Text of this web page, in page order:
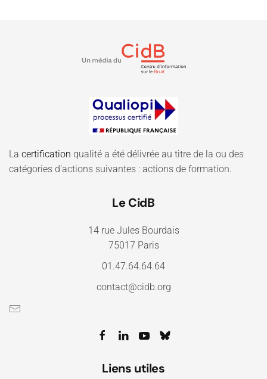
La certification qualité a été délivrée au titre de la ou des
catégories d'actions suivantes : actions de formation.
Le CidB
14 rue Jules Bourdais
75017 Paris
01.47.64.64.64
contact@cidb.org
Liens utiles